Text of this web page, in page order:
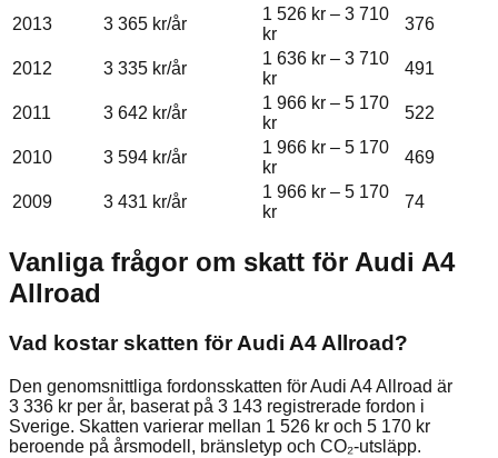
2013 3 365 kr/år
1 526 kr – 3 710
kr
376
2012 3 335 kr/år
1 636 kr – 3 710
kr
491
2011 3 642 kr/år
1 966 kr – 5 170
kr
522
2010 3 594 kr/år
1 966 kr – 5 170
kr
469
2009 3 431 kr/år
1 966 kr – 5 170
kr
74
Vanliga frågor om skatt för Audi A4
Allroad
Vad kostar skatten för Audi A4 Allroad?
Den genomsnittliga fordonsskatten för Audi A4 Allroad är
3 336 kr per år, baserat på 3 143 registrerade fordon i
Sverige. Skatten varierar mellan 1 526 kr och 5 170 kr
beroende på årsmodell, bränsletyp och CO₂-utsläpp.